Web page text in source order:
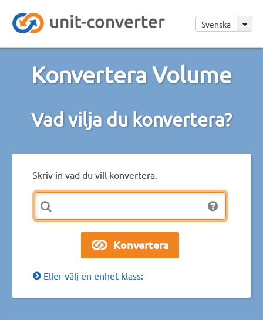
Svenska
Konvertera Volume
Vad vilja du konvertera?
Skriv in vad du vill konvertera.
Eller välj en enhet klass: